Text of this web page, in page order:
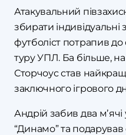
Атакувальний
збирати
футболіст потрапив до
туру УПЛ. Ба більше,
Сторчоус став
заключного ігрового
Андрій забив два мʼячі
“Динамо” та подарував